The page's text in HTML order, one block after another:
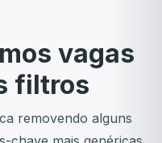
vagas
filtros
removendo alguns